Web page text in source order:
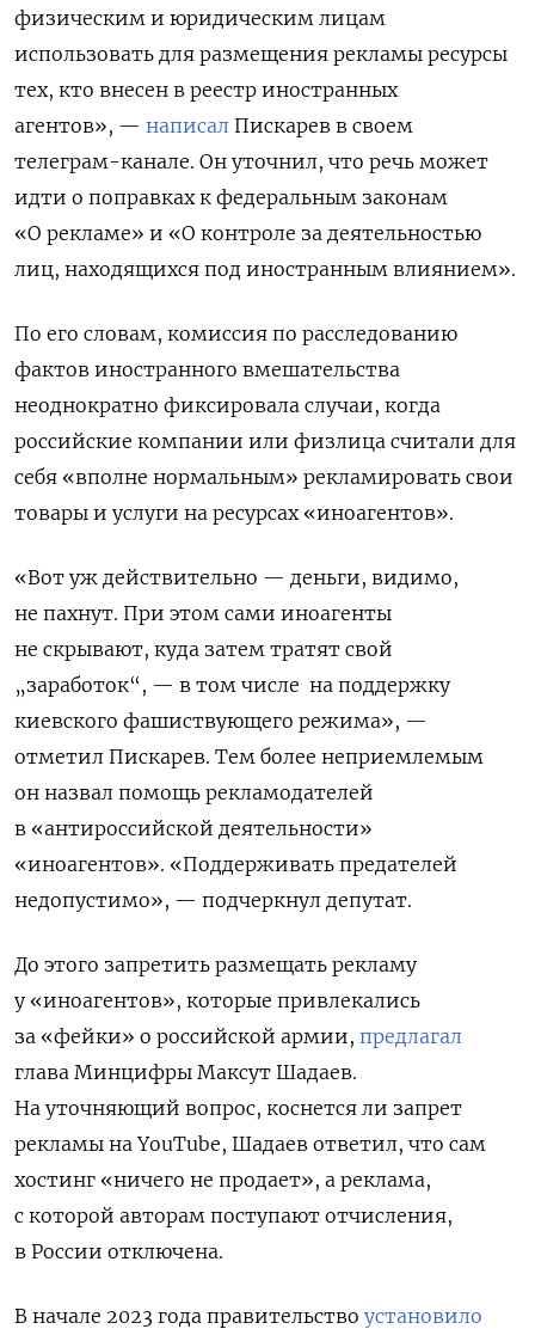
физическим и юридическим лицам
использовать для размещения рекламы ресурсы
тех, кто внесен в реестр иностранных
агентов», — написал Пискарев в своем
телеграм-канале. Он уточнил, что речь может
идти о поправках к федеральным законам
«О рекламе» и «О контроле за деятельностью
лиц, находящихся под иностранным влиянием».
По его словам, комиссия по расследованию
фактов иностранного вмешательства
неоднократно фиксировала случаи, когда
российские компании или физлица считали для
себя «вполне нормальным» рекламировать свои
товары и услуги на ресурсах «иноагентов».
«Вот уж действительно — деньги, видимо,
не пахнут. При этом сами иноагенты
не скрывают, куда затем тратят свой
„заработок“, — в том числе на поддержку
киевского фашиствующего режима», —
отметил Пискарев. Тем более неприемлемым
он назвал помощь рекламодателей
в «антироссийской деятельности»
«иноагентов». «Поддерживать предателей
недопустимо», — подчеркнул депутат.
До этого запретить размещать рекламу
у «иноагентов», которые привлекались
за «фейки» о российской армии, предлагал
глава Минцифры Максут Шадаев.
На уточняющий вопрос, коснется ли запрет
рекламы на YouTube, Шадаев ответил, что сам
хостинг «ничего не продает», а реклама,
с которой авторам поступают отчисления,
в России отключена.
В начале 2023 года правительство установило